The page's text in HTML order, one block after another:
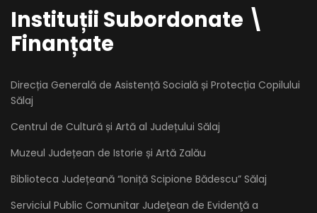
Instituții Subordonate \
Finanțate
Direcția Generală de Asistență Socială și Protecția Copilului
Sălaj
Centrul de Cultură și Artă al Județului Sălaj
Muzeul Județean de Istorie și Artă Zalău
Biblioteca Județeană “Ioniță Scipione Bădescu” Sălaj
Serviciul Public Comunitar Judeţean de Evidenţă a